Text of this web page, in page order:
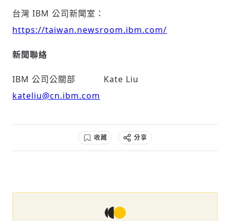
台灣 IBM 公司新聞室：
https://taiwan.newsroom.ibm.com/
新聞聯絡
IBM 公司公關部 Kate Liu
kateliu@cn.ibm.com
收藏 分享